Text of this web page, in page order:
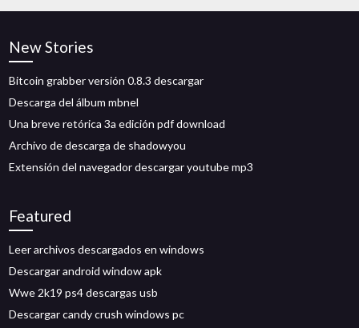
New Stories
Bitcoin grabber versión 0.8.3 descargar
Descarga del álbum mbnel
Una breve retórica 3a edición pdf download
Archivo de descarga de shadowyou
Extensión del navegador descargar youtube mp3
Featured
Leer archivos descargados en windows
Descargar android window apk
Wwe 2k19 ps4 descargas usb
Descargar candy crush windows pc